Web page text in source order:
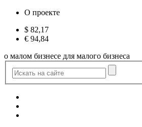
О проекте
$ 82,17
€ 94,84
о малом бизнесе для малого бизнеса